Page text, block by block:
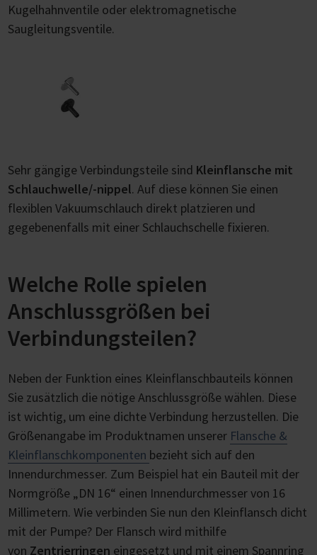
Kugelhahnventile oder elektromagnetische
Saugleitungsventile.
Sehr gängige Verbindungsteile sind Kleinflansche mit
Schlauchwelle/-nippel. Auf diese können Sie einen
flexiblen Vakuumschlauch direkt platzieren und
gegebenenfalls mit einer Schlauchschelle fixieren.
Welche Rolle spielen
Anschlussgrößen bei
Verbindungsteilen?
Neben der Funktion eines Kleinflanschbauteils können
Sie zusätzlich die nötige Anschlussgröße wählen. Diese
ist wichtig, um eine dichte Verbindung herzustellen. Die
Größenangabe im Produktnamen unserer Flansche &
Kleinflanschkomponenten bezieht sich auf den
Innendurchmesser. Zum Beispiel hat ein Bauteil mit der
Normgröße „DN 16“ einen Innendurchmesser von 16
Millimetern. Wie verbinden Sie nun den Kleinflansch dicht
mit der Pumpe? Der Flansch wird mithilfe
von Zentrierringen eingesetzt und mit einem Spannring